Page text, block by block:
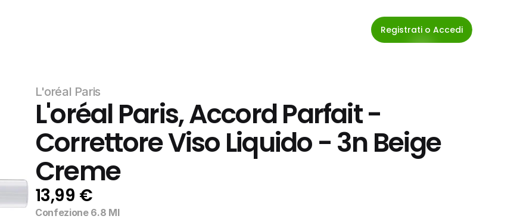
Registrati o Accedi
L'oréal Paris
L'oréal Paris, Accord Parfait -
Correttore Viso Liquido - 3n Beige
Creme
13,99 €
Confezione 6.8 Ml